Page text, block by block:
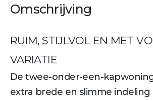
Omschrijving
RUIM, STIJLVOL EN MET
VARIATIE
De twee-onder-een-
extra brede en slimme indeling